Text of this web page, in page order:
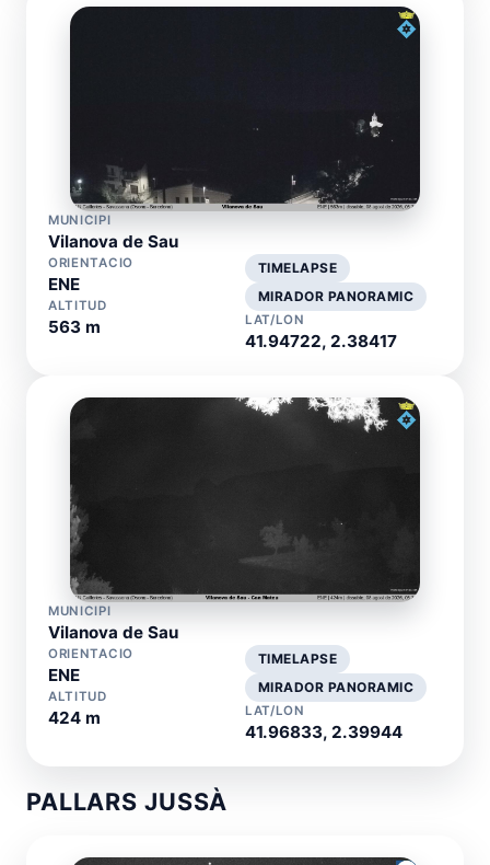
MUNICIPI
Vilanova de Sau
ORIENTACIO
ENE
ALTITUD
563 m
TIMELAPSE
MIRADOR PANORAMIC
LAT/LON
41.94722, 2.38417
MUNICIPI
Vilanova de Sau
ORIENTACIO
ENE
ALTITUD
424 m
TIMELAPSE
MIRADOR PANORAMIC
LAT/LON
41.96833, 2.39944
PALLARS JUSSÀ